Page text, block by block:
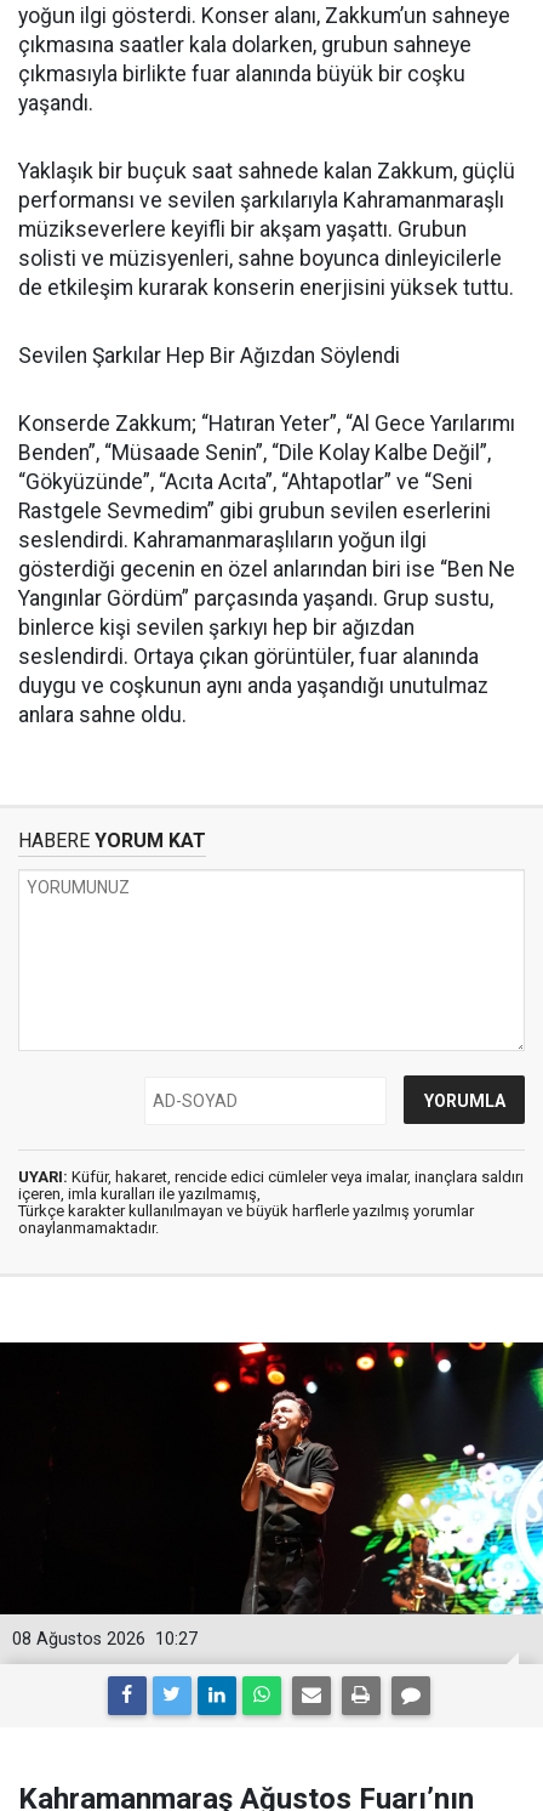
yoğun ilgi gösterdi. Konser alanı, Zakkum’un sahneye
çıkmasına saatler kala dolarken, grubun sahneye
çıkmasıyla birlikte fuar alanında büyük bir coşku
yaşandı.
Yaklaşık bir buçuk saat sahnede kalan Zakkum, güçlü
performansı ve sevilen şarkılarıyla Kahramanmaraşlı
müzikseverlere keyifli bir akşam yaşattı. Grubun
solisti ve müzisyenleri, sahne boyunca dinleyicilerle
de etkileşim kurarak konserin enerjisini yüksek tuttu.
Sevilen Şarkılar Hep Bir Ağızdan Söylendi
Konserde Zakkum; “Hatıran Yeter”, “Al Gece Yarılarımı
Benden”, “Müsaade Senin”, “Dile Kolay Kalbe Değil”,
“Gökyüzünde”, “Acıta Acıta”, “Ahtapotlar” ve “Seni
Rastgele Sevmedim” gibi grubun sevilen eserlerini
seslendirdi. Kahramanmaraşlıların yoğun ilgi
gösterdiği gecenin en özel anlarından biri ise “Ben Ne
Yangınlar Gördüm” parçasında yaşandı. Grup sustu,
binlerce kişi sevilen şarkıyı hep bir ağızdan
seslendirdi. Ortaya çıkan görüntüler, fuar alanında
duygu ve coşkunun aynı anda yaşandığı unutulmaz
anlara sahne oldu.
HABERE YORUM KAT
UYARI: Küfür, hakaret, rencide edici cümleler veya imalar, inançlara saldırı
içeren, imla kuralları ile yazılmamış,
Türkçe karakter kullanılmayan ve büyük harflerle yazılmış yorumlar
onaylanmamaktadır.
10:27
08 Ağustos 2026
Kahramanmaraş Ağustos Fuarı’nın